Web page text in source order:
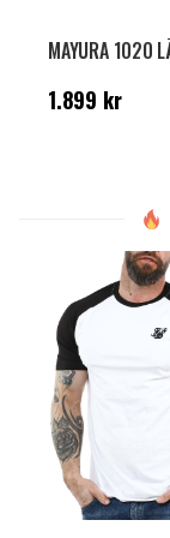
Pris:1.899 kr
1.899 kr